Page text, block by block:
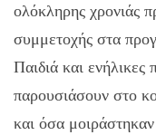
ολόκληρης χρονιάς
συμμετοχής στα
Παιδιά και
παρουσιάσουν στο
και όσα